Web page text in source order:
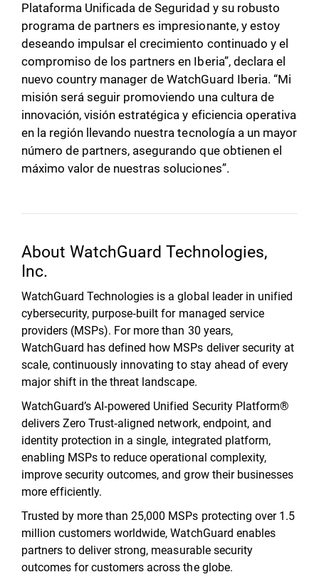
Plataforma Unificada de Seguridad y su robusto
programa de partners es impresionante, y estoy
deseando impulsar el crecimiento continuado y el
compromiso de los partners en Iberia”, declara el
nuevo country manager de WatchGuard Iberia. “Mi
misión será seguir promoviendo una cultura de
innovación, visión estratégica y eficiencia operativa
en la región llevando nuestra tecnología a un mayor
número de partners, asegurando que obtienen el
máximo valor de nuestras soluciones”.
About WatchGuard Technologies,
Inc.
WatchGuard Technologies is a global leader in unified
cybersecurity, purpose‑built for managed service
providers (MSPs). For more than 30 years,
WatchGuard has defined how MSPs deliver security at
scale, continuously innovating to stay ahead of every
major shift in the threat landscape.
WatchGuard’s AI‑powered Unified Security Platform®
delivers Zero Trust‑aligned network, endpoint, and
identity protection in a single, integrated platform,
enabling MSPs to reduce operational complexity,
improve security outcomes, and grow their businesses
more efficiently.
Trusted by more than 25,000 MSPs protecting over 1.5
million customers worldwide, WatchGuard enables
partners to deliver strong, measurable security
outcomes for customers across the globe.